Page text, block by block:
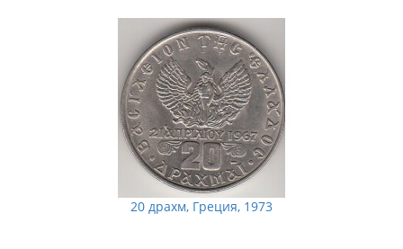
20 драхм, Греция, 1973